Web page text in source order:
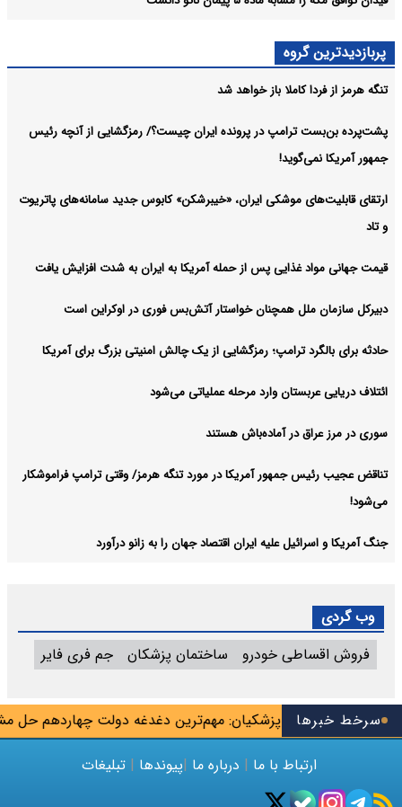
سرخط خبرهاپزشکیان: مهم‌ترین دغدغه دولت چهاردهم حل شهریور
پربازدیدترین گروه
تنگه هرمز از فردا کاملا باز خواهد شد
پشت‌پرده بن‌بست ترامپ در پرونده ایران چیست؟/ رمزگشایی از آنچه رئیس
جمهور آمریکا نمی‌گوید!
ارتقای قابلیت‌های موشکی ایران، «خیبرشکن» کابوس جدید سامانه‌های پاتریوت
و تاد
قیمت جهانی مواد غذایی پس از حمله آمریکا به ایران به شدت افزایش یافت
دبیرکل سازمان ملل همچنان خواستار آتش‌بس فوری در اوکراین است
حادثه برای بالگرد ترامپ؛ رمزگشایی از یک چالش امنیتی بزرگ برای آمریکا
ائتلاف دریایی عربستان وارد مرحله عملیاتی می‌شود
سوری در مرز عراق در آماده‌باش هستند
تناقض عجیب رئیس جمهور آمریکا در مورد تنگه هرمز/ وقتی ترامپ فراموشکار
می‌شود!
جنگ آمریکا و اسرائیل علیه ایران اقتصاد جهان را به زانو درآورد
وب گردی
فروش اقساطی خودرو
ساختمان پزشکان جم فری فایر
ارتباط با ما | درباره ما |پیوندها | تبلیغات